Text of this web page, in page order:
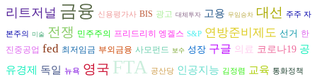
리트저널 금융 신용평가사 BIS 광고 대체투자 고용 무임승차 대선 주주 자
본주의 미술 전쟁 민주주의 프리드리히 엥겔스 S&P 연방준비제도 선거 한
진중공업 fed 최저임금 부외금융 사모펀드 보수 성장 구글 의료 코로나19 공
유경제 독일 뉴욕 영국 FTA 공산당 인공지능 김정렴 교육 통화정책